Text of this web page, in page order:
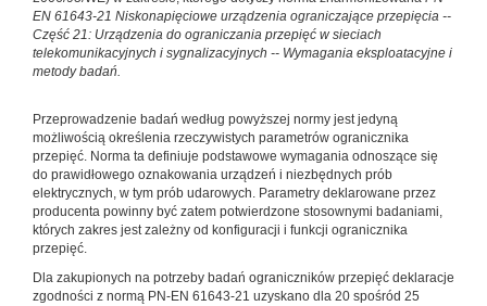
EN 61643-21 Niskonapięciowe urządzenia ograniczające przepięcia --
Część 21: Urządzenia do ograniczania przepięć w sieciach
telekomunikacyjnych i sygnalizacyjnych -- Wymagania eksploatacyjne i
metody badań.
Przeprowadzenie badań według powyższej normy jest jedyną
możliwością określenia rzeczywistych parametrów ogranicznika
przepięć. Norma ta definiuje podstawowe wymagania odnoszące się
do prawidłowego oznakowania urządzeń i niezbędnych prób
elektrycznych, w tym prób udarowych. Parametry deklarowane przez
producenta powinny być zatem potwierdzone stosownymi badaniami,
których zakres jest zależny od konfiguracji i funkcji ogranicznika
przepięć.
Dla zakupionych na potrzeby badań ograniczników przepięć deklaracje
zgodności z normą PN-EN 61643-21 uzyskano dla 20 spośród 25